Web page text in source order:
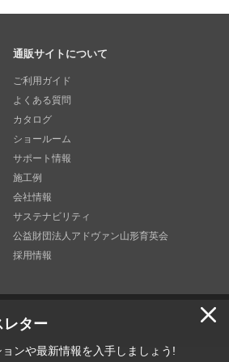
レター
ンや最新情報を入手しましょう!
通販サイトについて
ご利用ガイド
よくある質問
カタログ
ショールーム
サポート情報
施工例
会社情報
サステナビリティ
公益財団法人アドヴァン山形育英会
採用情報